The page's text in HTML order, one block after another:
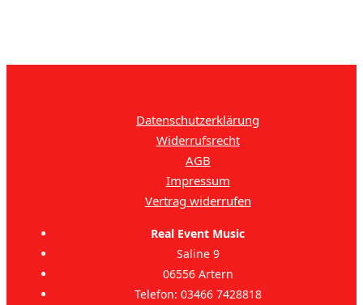
Datenschutzerklärung
Widerrufsrecht
AGB
Impressum
Vertrag widerrufen
Real Event Music
Saline 9
06556 Artern
Telefon: 03466 7428818